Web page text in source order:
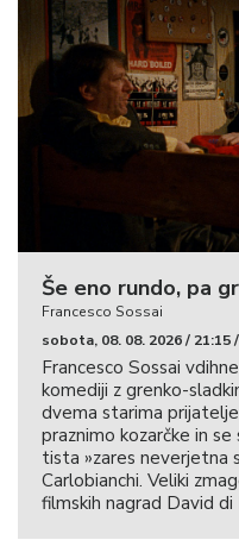
Še eno rundo, pa
Francesco Sossai
sobota, 08. 08. 2026 / 21:15
Francesco Sossai
komediji z grenko-
dvema starima
praznimo kozarčke in
tista »zares neverjetna
Carlobianchi. Veliki
filmskih nagrad David